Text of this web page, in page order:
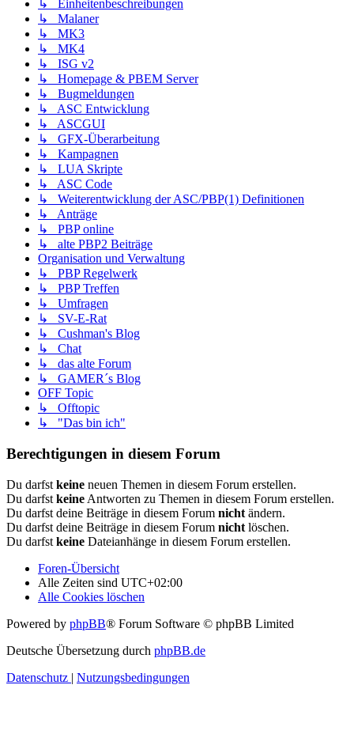
↳ Einheitenbeschreibungen
↳ Malaner
↳ MK3
↳ MK4
↳ ISG v2
↳ Homepage & PBEM Server
↳ Bugmeldungen
↳ ASC Entwicklung
↳ ASCGUI
↳ GFX-Überarbeitung
↳ Kampagnen
↳ LUA Skripte
↳ ASC Code
↳ Weiterentwicklung der ASC/PBP(1) Definitionen
↳ Anträge
↳ PBP online
↳ alte PBP2 Beiträge
Organisation und Verwaltung
↳ PBP Regelwerk
↳ PBP Treffen
↳ Umfragen
↳ SV-E-Rat
↳ Cushman's Blog
↳ Chat
↳ das alte Forum
↳ GAMER´s Blog
OFF Topic
↳ Offtopic
↳ "Das bin ich"
Berechtigungen in diesem Forum
Du darfst keine neuen Themen in diesem Forum erstellen.
Du darfst keine Antworten zu Themen in diesem Forum erstellen.
Du darfst deine Beiträge in diesem Forum nicht ändern.
Du darfst deine Beiträge in diesem Forum nicht löschen.
Du darfst keine Dateianhänge in diesem Forum erstellen.
Foren-Übersicht
Alle Zeiten sind UTC+02:00
Alle Cookies löschen
Powered by phpBB® Forum Software © phpBB Limited
Deutsche Übersetzung durch phpBB.de
Datenschutz | Nutzungsbedingungen